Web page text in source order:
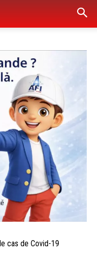
cas de Covid-19